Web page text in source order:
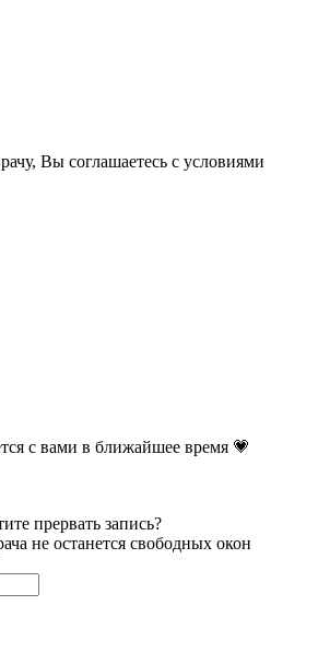
Вы соглашаетесь с условиями
с вами в ближайшее время 💗
прервать запись?
не останется свободных окон